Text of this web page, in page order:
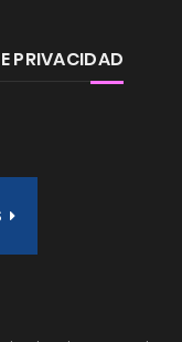
PRIVACIDAD